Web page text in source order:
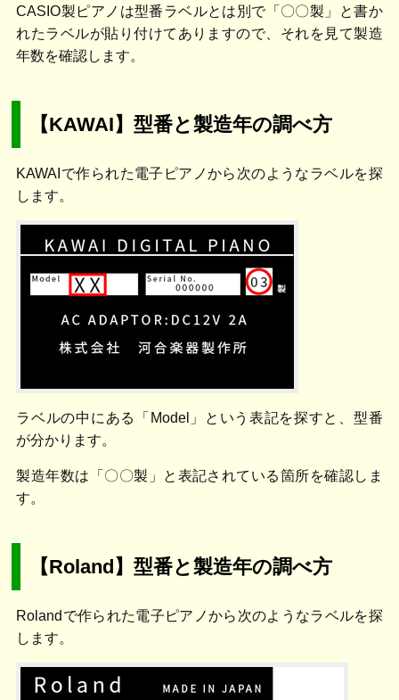
CASIO製ピアノは型番ラベルとは別で「〇〇製」と書か
れたラベルが貼り付けてありますので、それを見て製造
年数を確認します。
【KAWAI】型番と製造年の調べ方
KAWAIで作られた電子ピアノから次のようなラベルを探
します。
ラベルの中にある「Model」という表記を探すと、型番
が分かります。
製造年数は「〇〇製」と表記されている箇所を確認しま
す。
【Roland】型番と製造年の調べ方
Rolandで作られた電子ピアノから次のようなラベルを探
します。